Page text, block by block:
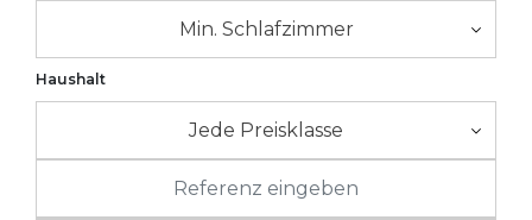
Min. Schlafzimmer
Haushalt
Jede Preisklasse